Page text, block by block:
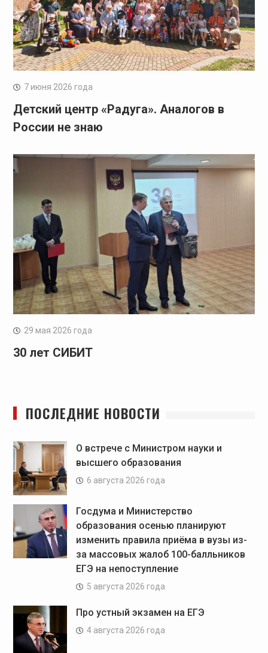
7 июня 2026 года
Детский центр «Радуга». Аналогов в
России не знаю
29 мая 2026 года
30 лет СИБИТ
ПОСЛЕДНИЕ НОВОСТИ
О встрече с Министром науки и
высшего образования
6 августа 2026 года
Госдума и Министерство
образования осенью планируют
изменить правила приёма в вузы из-
за массовых жалоб 100-балльников
ЕГЭ на непоступление
5 августа 2026 года
Про устный экзамен на ЕГЭ
4 августа 2026 года